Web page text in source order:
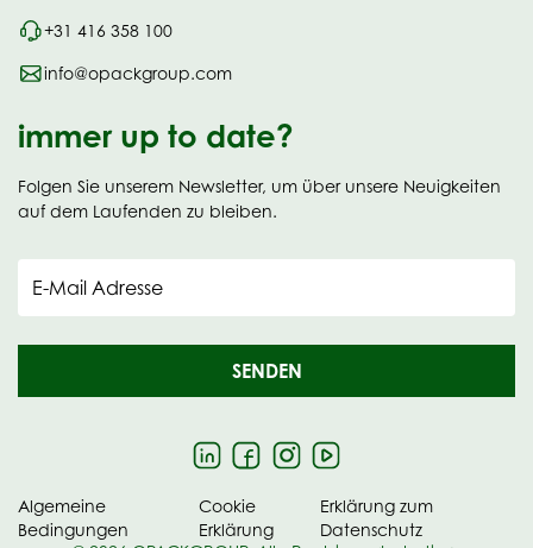
+31 416 358 100
info@opackgroup.com
immer up to date?
Folgen Sie unserem Newsletter, um über unsere Neuigkeiten
auf dem Laufenden zu bleiben.
E-Mail Adresse
SENDEN
Algemeine
Bedingungen
Cookie
Erklärung
Erklärung zum
Datenschutz